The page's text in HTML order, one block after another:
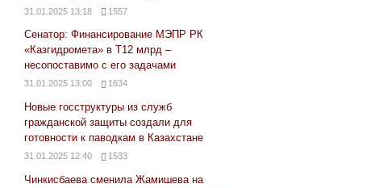
31.01.2025 13:18 1557
Сенатор: Финансирование МЭПР РК
«Казгидромета» в Т12 млрд –
несопоставимо с его задачами
31.01.2025 13:00 1634
Новые госструктуры из служб
гражданской защиты создали для
готовности к паводкам в Казахстане
31.01.2025 12:40 1533
Чинкисбаева сменила Жамишева на